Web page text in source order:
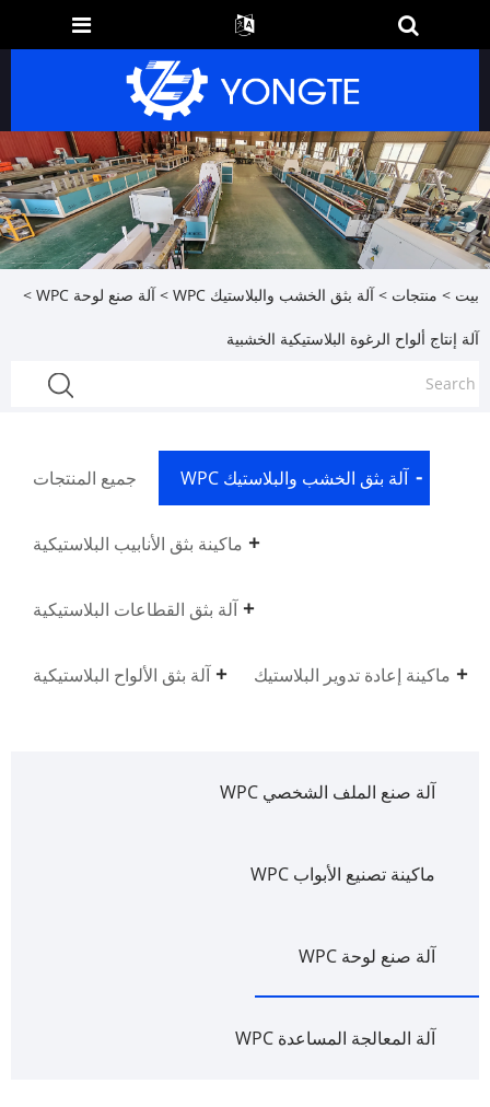
بيت > منتجات > آلة بثق الخشب والبلاستيك WPC > آلة صنع لوحة WPC >
آلة إنتاج ألواح الرغوة البلاستيكية الخشبية
جميع المنتجات آلة بثق الخشب والبلاستيك WPC
ماكينة بثق الأنابيب البلاستيكية
آلة بثق القطاعات البلاستيكية
آلة بثق الألواح البلاستيكية ماكينة إعادة تدوير البلاستيك
آلة صنع الملف الشخصي WPC
ماكينة تصنيع الأبواب WPC
آلة صنع لوحة WPC
آلة المعالجة المساعدة WPC